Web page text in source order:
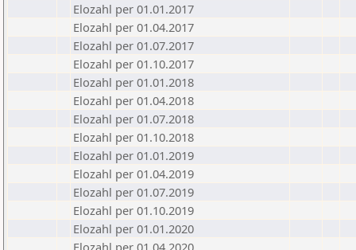
Elozahl per 01.01.2017
Elozahl per 01.04.2017
Elozahl per 01.07.2017
Elozahl per 01.10.2017
Elozahl per 01.01.2018
Elozahl per 01.04.2018
Elozahl per 01.07.2018
Elozahl per 01.10.2018
Elozahl per 01.01.2019
Elozahl per 01.04.2019
Elozahl per 01.07.2019
Elozahl per 01.10.2019
Elozahl per 01.01.2020
Elozahl per 01.04.2020